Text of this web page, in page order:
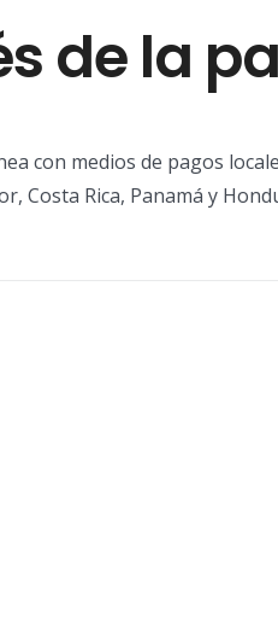
de la
con medios de pagos
Costa Rica, Panamá y